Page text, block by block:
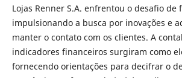
Lojas Renner S.A. enfrentou o desafio de
impulsionando a busca por inovações e
manter o contato com os clientes. A
indicadores financeiros surgiram como
fornecendo orientações para decifrar o